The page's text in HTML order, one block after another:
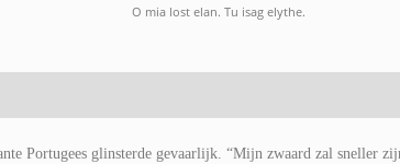
O mia lost elan. Tu isag elythe.
Portugees glinsterde gevaarlijk. “Mijn zwaard zal sneller